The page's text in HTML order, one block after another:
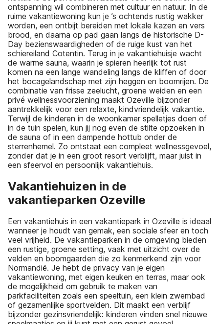
ontspanning wil combineren met cultuur en natuur. In de
ruime vakantiewoning kun je ’s ochtends rustig wakker
worden, een ontbijt bereiden met lokale kazen en vers
brood, en daarna op pad gaan langs de historische D-
Day bezienswaardigheden of de ruige kust van het
schiereiland Cotentin. Terug in je vakantiehuisje wacht
de warme sauna, waarin je spieren heerlijk tot rust
komen na een lange wandeling langs de kliffen of door
het bocagelandschap met zijn heggen en boomrijen. De
combinatie van frisse zeelucht, groene weiden en een
privé wellnessvoorziening maakt Ozeville bijzonder
aantrekkelijk voor een relaxte, kindvriendelijk vakantie.
Terwijl de kinderen in de woonkamer spelletjes doen of
in de tuin spelen, kun jij nog even de stilte opzoeken in
de sauna of in een dampende hottub onder de
sterrenhemel. Zo ontstaat een compleet wellnessgevoel,
zonder dat je in een groot resort verblijft, maar juist in
een sfeervol en persoonlijk vakantiehuis.
Vakantiehuizen in de
vakantieparken Ozeville
Een vakantiehuis in een vakantiepark in Ozeville is ideaal
wanneer je houdt van gemak, een sociale sfeer en toch
veel vrijheid. De vakantieparken in de omgeving bieden
een rustige, groene setting, vaak met uitzicht over de
velden en boomgaarden die zo kenmerkend zijn voor
Normandië. Je hebt de privacy van je eigen
vakantiewoning, met eigen keuken en terras, maar ook
de mogelijkheid om gebruik te maken van
parkfaciliteiten zoals een speeltuin, een klein zwembad
of gezamenlijke sportvelden. Dit maakt een verblijf
bijzonder gezinsvriendelijk: kinderen vinden snel nieuwe